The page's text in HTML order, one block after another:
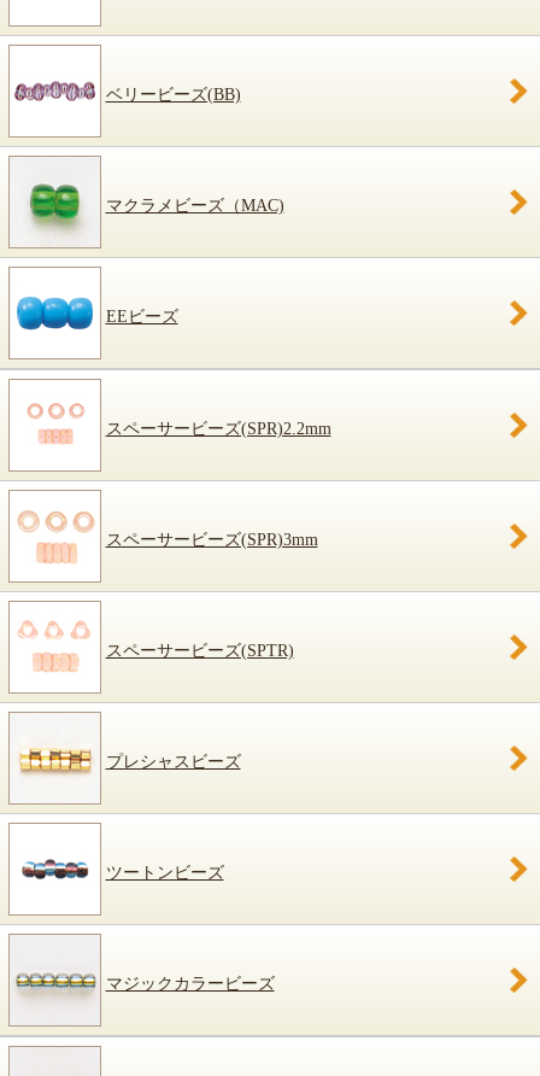
ベリービーズ(BB)
マクラメビーズ（MAC)
EEビーズ
スペーサービーズ(SPR)2.2mm
スペーサービーズ(SPR)3mm
スペーサービーズ(SPTR)
プレシャスビーズ
ツートンビーズ
マジックカラービーズ